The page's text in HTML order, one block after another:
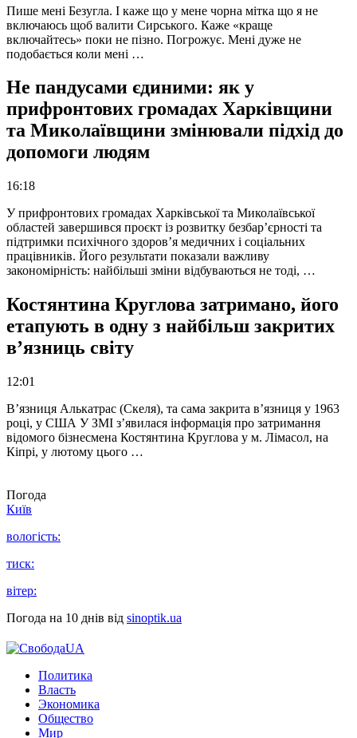
Пише мені Безугла. І каже що у мене чорна мітка що я не
включаюсь щоб валити Сирського. Каже «краще
включайтесь» поки не пізно. Погрожує. Мені дуже не
подобається коли мені …
Не пандусами єдиними: як у
прифронтових громадах Харківщини
та Миколаївщини змінювали підхід до
допомоги людям
16:18
У прифронтових громадах Харківської та Миколаївської
областей завершився проєкт із розвитку безбар’єрності та
підтримки психічного здоров’я медичних і соціальних
працівників. Його результати показали важливу
закономірність: найбільші зміни відбуваються не тоді, …
Костянтина Круглова затримано, його
етапують в одну з найбільш закритих
в’язниць світу
12:01
В’язниця Алькатрас (Скеля), та сама закрита в’язниця у 1963
році, у США У ЗМІ з’явилася інформація про затримання
відомого бізнесмена Костянтина Круглова у м. Лімасол, на
Кіпрі, у лютому цього …
Погода
Київ
вологість:
тиск:
вітер:
Погода на 10 днів від sinoptik.ua
Политика
Власть
Экономика
Общество
Мир